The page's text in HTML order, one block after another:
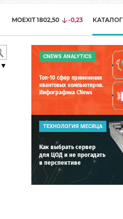
MOEXIT 1802,50 -0,23 КАТАЛОГ
CNEWS ANALYTICS
Топ-10 сфер применения
квантовых компьютеров.
Инфографика CNews
ТЕХНОЛОГИЯ МЕСЯЦА
Как выбрать сервер
для ЦОД и не прогадать
в перспективе